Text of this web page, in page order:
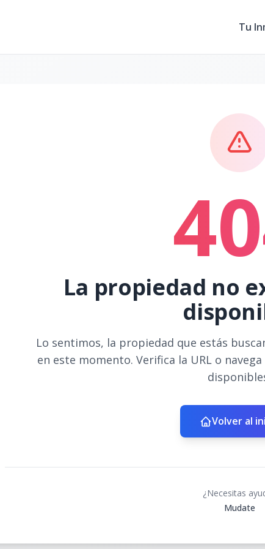
Tu
La propiedad no
Lo sentimos, la propiedad que estás
en este momento. Verifica la URL o
Volver al
¿Necesitas
Mudate